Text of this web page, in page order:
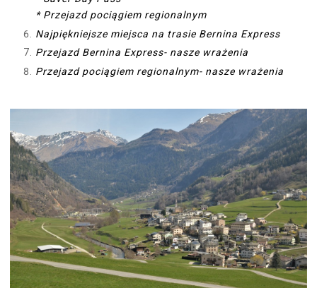
* Przejazd pociągiem regionalnym
Najpiękniejsze miejsca na trasie Bernina Express
Przejazd Bernina Express- nasze wrażenia
Przejazd pociągiem regionalnym- nasze wrażenia